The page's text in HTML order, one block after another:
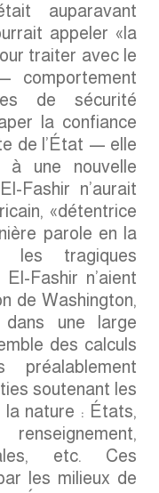
auparavant
appeler «la
traiter avec le
comportement
de sécurité
la confiance
de l’État — elle
à une nouvelle
Fashir n’aurait
«détentrice
parole en la
les tragiques
Fashir n’aient
de Washington,
une large
des calculs
préalablement
soutenant les
la nature : États,
etc. Ces
les milieux de